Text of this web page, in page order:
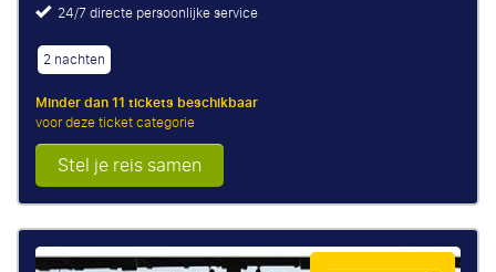
24/7 directe persoonlijke service
2 nachten
Minder dan 11 tickets beschikbaar
voor deze ticket categorie
Stel je reis samen